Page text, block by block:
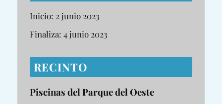
Inicio: 2 junio 2023
Finaliza: 4 junio 2023
RECINTO
Piscinas del Parque del Oeste